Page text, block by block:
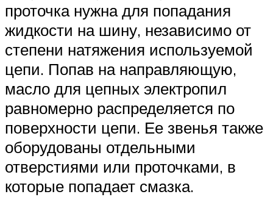
проточка нужна для попадания
жидкости на шину, независимо от
степени натяжения используемой
цепи. Попав на направляющую,
масло для цепных электропил
равномерно распределяется по
поверхности цепи. Ее звенья также
оборудованы отдельными
отверстиями или проточками, в
которые попадает смазка.